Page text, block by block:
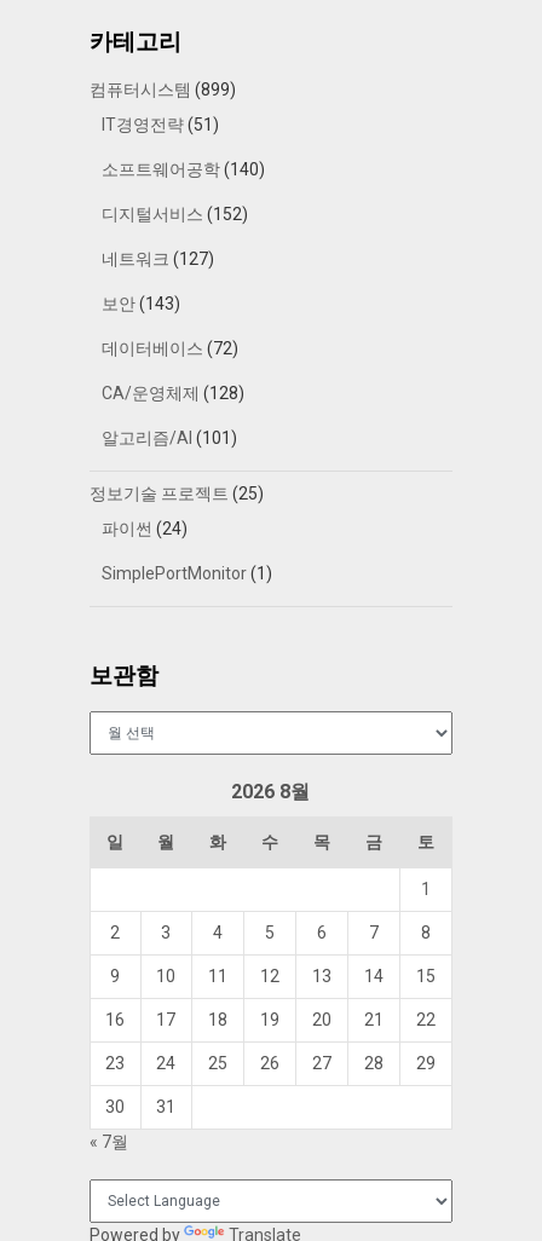
카테고리
컴퓨터시스템 (899)
IT경영전략(51)
소프트웨어공학(140)
디지털서비스 (152)
네트워크 (127)
보안(143)
데이터베이스 (72)
CA/운영체제 (128)
알고리즘/AI (101)
정보기술 프로젝트 (25)
파이썬 (24)
SimplePortMonitor(1)
보관함
2026 8월
일 월 화 수 목 금 토
1
2 3 4 5 6 7 8
9 10 11 12 13 14 15
16 17 18 19 20 21 22
23 24 25 26 27 28 29
30
31
« 7월
Powered by Translate